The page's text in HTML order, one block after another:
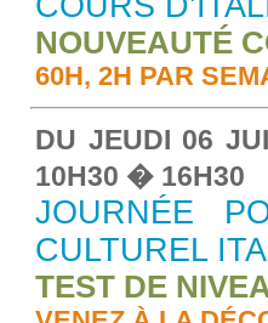
NOUVEAUTÉ
60H, 2H PAR
DU JEUDI 06
10H30 � 16H30
JOURNÉE
CULTUREL
TEST DE